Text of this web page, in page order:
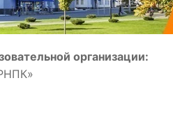
организации: